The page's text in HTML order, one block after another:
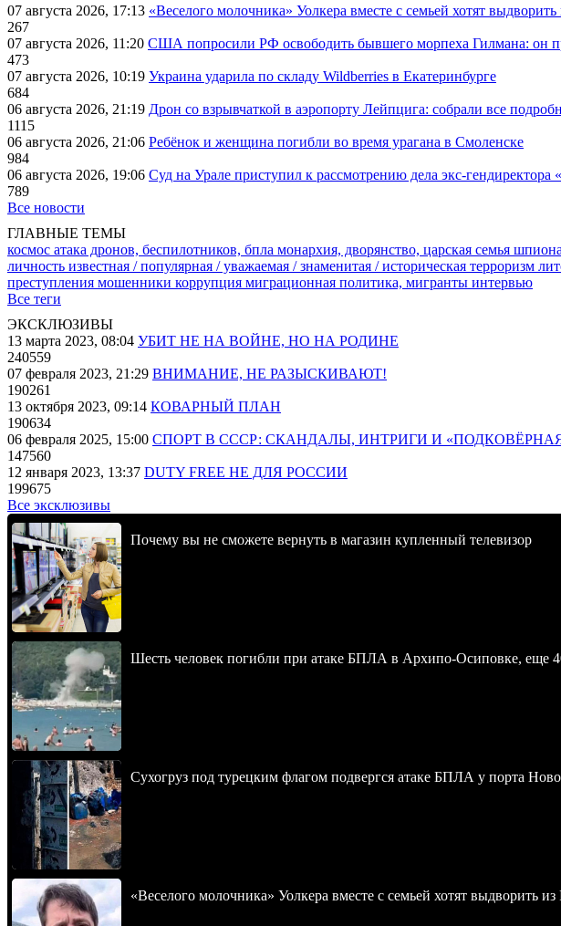
07 августа 2026, 17:13 «Веселого молочника» Уолкера вместе с семьей хотят
267
07 августа 2026, 11:20 США попросили РФ освободить бывшего морпеха Гилмана: он
473
07 августа 2026, 10:19 Украина ударила по складу Wildberries в Екатеринбурге
684
06 августа 2026, 21:19 Дрон со взрывчаткой в аэропорту Лейпцига: собрали все
1115
06 августа 2026, 21:06 Ребёнок и женщина погибли во время урагана в Смоленске
984
06 августа 2026, 19:06 Суд на Урале приступил к рассмотрению дела экс-
789
Все новости
ГЛАВНЫЕ ТЕМЫ
космос атака дронов, беспилотников, бпла монархия, дворянство, царская семья
личность известная / популярная / уважаемая / знаменитая / историческая терроризм
преступления мошенники коррупция миграционная политика, мигранты интервью
Все теги
ЭКСКЛЮЗИВЫ
13 марта 2023, 08:04 УБИТ НЕ НА ВОЙНЕ, НО НА РОДИНЕ
240559
07 февраля 2023, 21:29 ВНИМАНИЕ, НЕ РАЗЫСКИВАЮТ!
190261
13 октября 2023, 09:14 КОВАРНЫЙ ПЛАН
190634
06 февраля 2025, 15:00 СПОРТ В СССР: СКАНДАЛЫ, ИНТРИГИ И
147560
12 января 2023, 13:37 DUTY FREE НЕ ДЛЯ РОССИИ
199675
Все эксклюзивы
Почему вы не сможете вернуть в магазин купленный телевизор
Шесть человек погибли при атаке БПЛА в Архипо-Осиповке, еще
Сухогруз под турецким флагом подвергся атаке БПЛА у порта
«Веселого молочника» Уолкера вместе с семьей хотят выдворить